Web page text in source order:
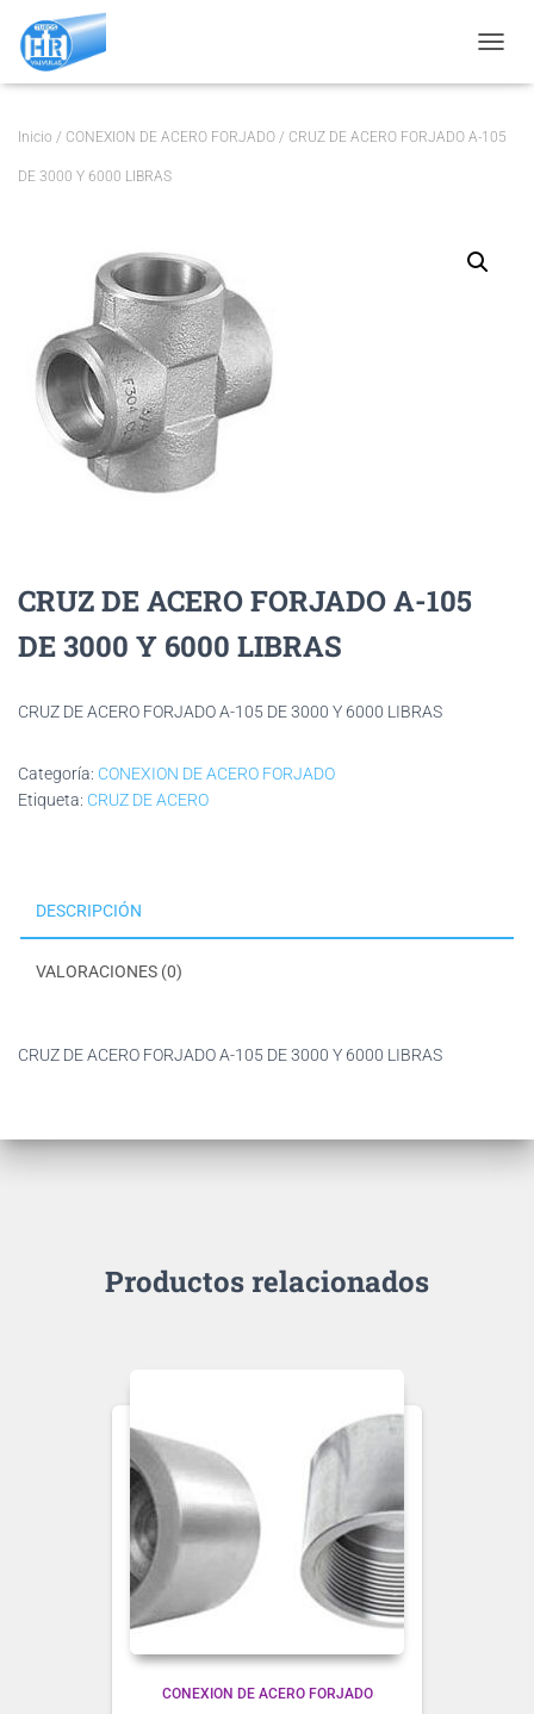
Inicio / CONEXION DE ACERO FORJADO / CRUZ DE ACERO FORJADO A-105
DE 3000 Y 6000 LIBRAS
CRUZ DE ACERO FORJADO A-105
DE 3000 Y 6000 LIBRAS
CRUZ DE ACERO FORJADO A-105 DE 3000 Y 6000 LIBRAS
Categoría: CONEXION DE ACERO FORJADO
Etiqueta: CRUZ DE ACERO
DESCRIPCIÓN
VALORACIONES (0)
CRUZ DE ACERO FORJADO A-105 DE 3000 Y 6000 LIBRAS
Productos relacionados
CONEXION DE ACERO FORJADO